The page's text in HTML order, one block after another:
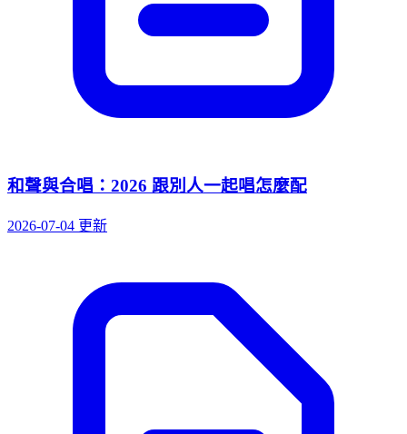
和聲與合唱：2026 跟別人一起唱怎麼配
2026-07-04 更新